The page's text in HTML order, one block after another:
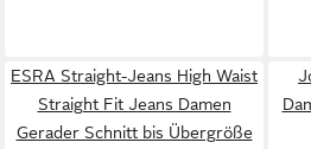
ESRA Straight-Jeans High Waist
Straight Fit Jeans Damen
Gerader Schnitt bis Übergröße